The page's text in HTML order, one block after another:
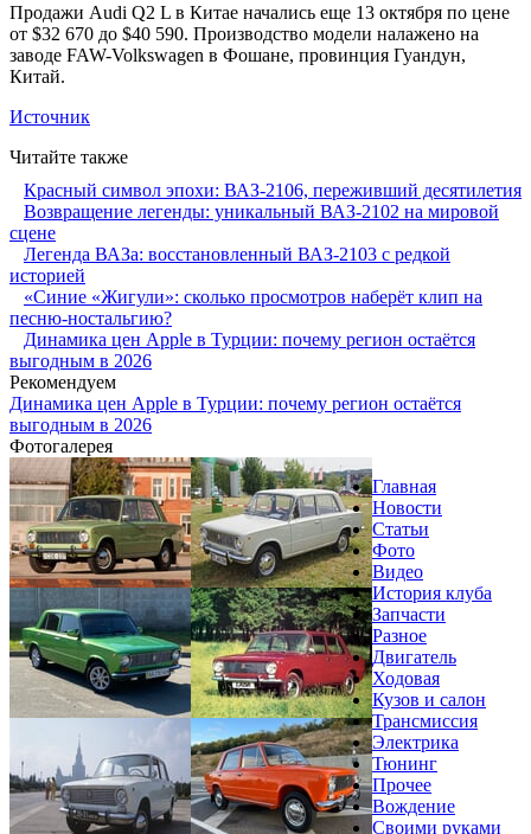
Продажи Audi Q2 L в Китае начались еще 13 октября по цене
от $32 670 до $40 590. Производство модели налажено на
заводе FAW-Volkswagen в Фошане, провинция Гуандун,
Китай.
Источник
Читайте также
Красный символ эпохи: ВАЗ-2106, переживший десятилетия
Возвращение легенды: уникальный ВАЗ-2102 на мировой
сцене
Легенда ВАЗа: восстановленный ВАЗ-2103 с редкой
историей
«Синие «Жигули»: сколько просмотров наберёт клип на
песню-ностальгию?
Динамика цен Apple в Турции: почему регион остаётся
выгодным в 2026
Рекомендуем
Динамика цен Apple в Турции: почему регион остаётся
выгодным в 2026
Фотогалерея
Главная
Новости
Статьи
Фото
Видео
История клуба
Запчасти
Разное
Двигатель
Ходовая
Кузов и салон
Трансмиссия
Электрика
Тюнинг
Прочее
Вождение
Своими руками